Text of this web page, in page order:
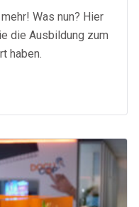
Was nun? Hier
die Ausbildung zum
haben.